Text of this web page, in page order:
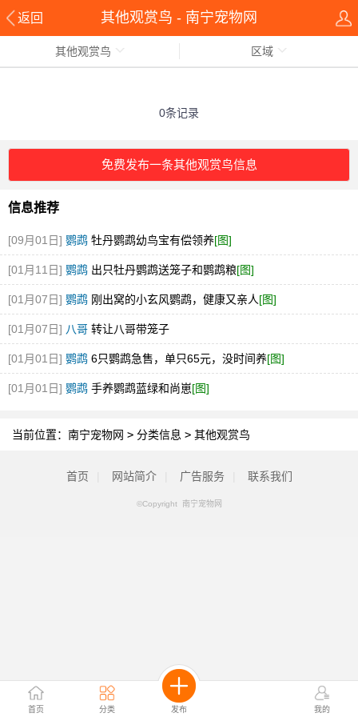
返回 其他观赏鸟 - 南宁宠物网
首页 分类 发布 我的
其他观赏鸟 区域
0条记录
免费发布一条其他观赏鸟信息
信息推荐
[09月01日] 鹦鹉 牡丹鹦鹉幼鸟宝有偿领养[图]
[01月11日] 鹦鹉 出只牡丹鹦鹉送笼子和鹦鹉粮[图]
[01月07日] 鹦鹉 刚出窝的小玄风鹦鹉，健康又亲人[图]
[01月07日] 八哥 转让八哥带笼子
[01月01日] 鹦鹉 6只鹦鹉急售，单只65元，没时间养[图]
[01月01日] 鹦鹉 手养鹦鹉蓝绿和尚崽[图]
当前位置： 南宁宠物网 > 分类信息 > 其他观赏鸟
首页 网站简介 广告服务 联系我们
©Copyright 南宁宠物网